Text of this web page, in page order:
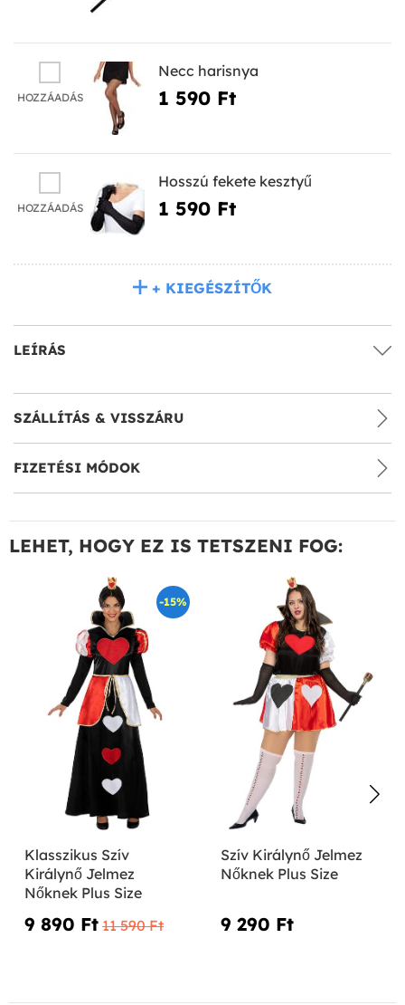
HOZZÁADÁS
Necc harisnya
1 590 Ft‎
HOZZÁADÁS
Hosszú fekete kesztyű
1 590 Ft‎
+ KIEGÉSZÍTŐK
LEÍRÁS
SZÁLLÍTÁS & VISSZÁRU
FIZETÉSI MÓDOK
LEHET, HOGY EZ IS TETSZENI FOG:
-15%
Klasszikus Szív
Királynő Jelmez
Nőknek Plus Size
9 890 Ft‎ 11 590 Ft‎
Szív Királynő Jelmez
Nőknek Plus Size
9 290 Ft‎